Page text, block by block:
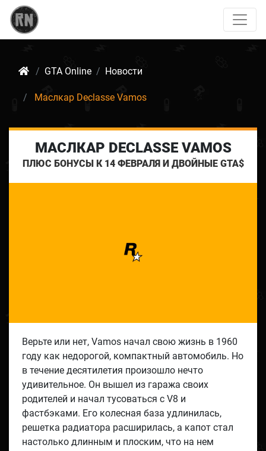
GTA Online Новости
Маслкар Declasse Vamos
МАСЛКАР DECLASSE VAMOS
ПЛЮС БОНУСЫ К 14 ФЕВРАЛЯ И ДВОЙНЫЕ GTA$
Верьте или нет, Vamos начал свою жизнь в 1960
году как недорогой, компактный автомобиль. Но
в течение десятилетия произошло нечто
удивительное. Он вышел из гаража своих
родителей и начал тусоваться с V8 и
фастбэками. Его колесная база удлинилась,
решетка радиатора расширилась, а капот стал
настолько длинным и плоским, что на нем